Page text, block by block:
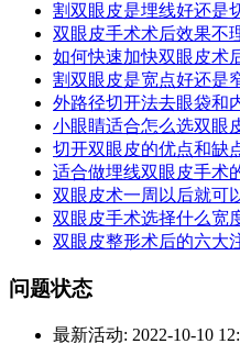
割双眼皮是埋线好还是
双眼皮手术术后效果不
如何快速加快双眼皮术
割双眼皮是宽点好还是
外路径切开法去眼袋和
小眼睛适合怎么选双眼
切开双眼皮的优点和缺
适合做埋线双眼皮手术
双眼皮术一周以后就可
双眼皮手术选择什么宽
双眼皮整形术后的六大
问题状态
最新活动: 2022-10-10